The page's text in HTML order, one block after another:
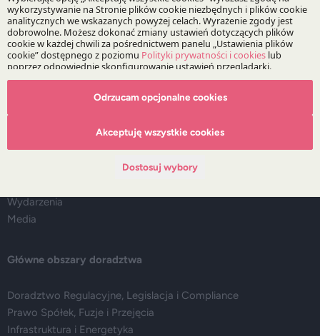
Zapisz
Zespół
Wydarzenia
Media
Główne obszary doradztwa
Doradztwo Regulacyjne, Legislacja i Compliance
Prawo Spółek, Fuzje i Przejęcia
Infrastruktura i Energetyka
Odrzucam opcjonalne cookies
Akceptuję wszystkie cookies
Dostosuj wybory